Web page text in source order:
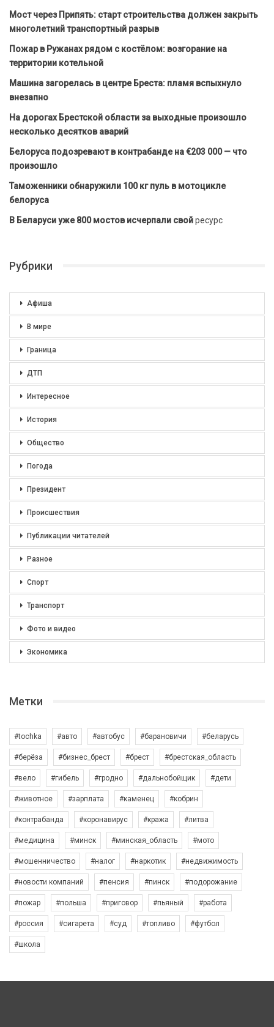
Мост через Припять: старт строительства должен закрыть
многолетний транспортный разрыв
Пожар в Ружанах рядом с костёлом: возгорание на
территории котельной
Машина загорелась в центре Бреста: пламя вспыхнуло
внезапно
На дорогах Брестской области за выходные произошло
несколько десятков аварий
Белоруса подозревают в контрабанде на €203 000 — что
произошло
Таможенники обнаружили 100 кг пуль в мотоцикле
белоруса
В Беларуси уже 800 мостов исчерпали свойресурс
Рубрики
Афиша
В мире
Граница
ДТП
Интересное
История
Общество
Погода
Президент
Происшествия
Публикации читателей
Разное
Спорт
Транспорт
Фото и видео
Экономика
Метки
#tochka #авто #автобус #барановичи #беларусь
#берёза #бизнес_брест #брест #брестская_область
#вело #гибель #гродно #дальнобойщик #дети
#животное #зарплата #каменец #кобрин
#контрабанда #коронавирус #кража #литва
#медицина #минск #минская_область #мото
#мошенничество #налог #наркотик #недвижимость
#новости компаний #пенсия #пинск #подорожание
#пожар #польша #приговор #пьяный #работа
#россия #сигарета #суд #топливо #футбол
#школа